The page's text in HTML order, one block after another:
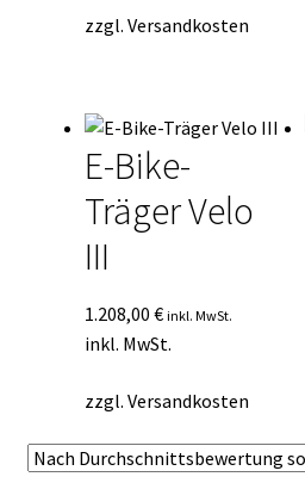
zzgl. Versandkosten
E-Bike-
Träger Velo
III
1.208,00 € inkl. MwSt.
inkl. MwSt.
zzgl. Versandkosten